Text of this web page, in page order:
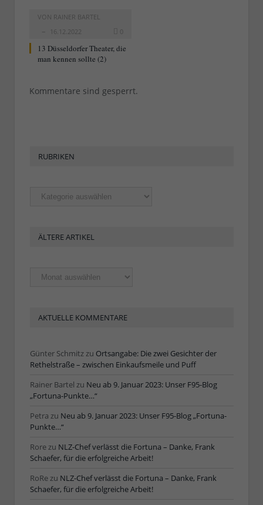
VON RAINER BARTEL
16.12.2022
0
13 Düsseldorfer Theater, die
man kennen sollte (2)
Kommentare sind gesperrt.
RUBRIKEN
Rubriken
ÄLTERE ARTIKEL
Ältere
Artikel
AKTUELLE KOMMENTARE
Günter Schmitz zu Ortsangabe: Die zwei Gesichter der
Rethelstraße – zwischen Einkaufsmeile und Puff
Rainer Bartel zu Neu ab 9. Januar 2023: Unser F95-Blog
„Fortuna-Punkte…“
Petra zu Neu ab 9. Januar 2023: Unser F95-Blog „Fortuna-
Punkte…“
Rore zu NLZ-Chef verlässt die Fortuna – Danke, Frank
Schaefer, für die erfolgreiche Arbeit!
RoRe zu NLZ-Chef verlässt die Fortuna – Danke, Frank
Schaefer, für die erfolgreiche Arbeit!